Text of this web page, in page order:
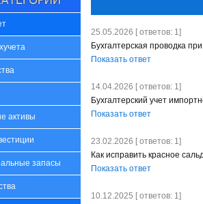
активы
запасы
25.05.2026 [ ответов: 1]
Бухгалтерская проводка
Показать ответ
14.04.2026 [ ответов: 1]
Бухгалтерский учет
Показать ответ
23.02.2026 [ ответов: 1]
Как исправить красное
Показать ответ
10.12.2025 [ ответов: 1]